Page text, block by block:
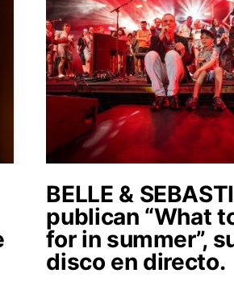
BELLE &
publican “What
for in summer”,
disco en directo.